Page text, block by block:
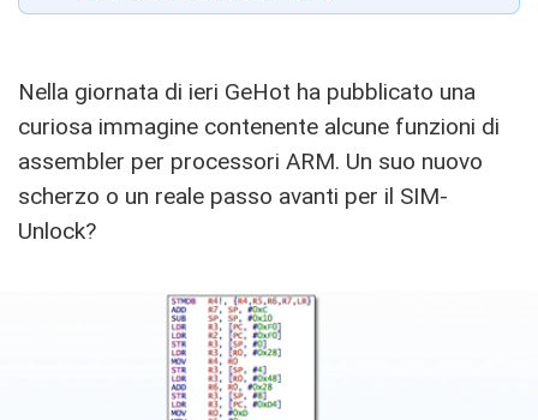
Nella giornata di ieri GeHot ha pubblicato una
curiosa immagine contenente alcune funzioni di
assembler per processori ARM. Un suo nuovo
scherzo o un reale passo avanti per il SIM-
Unlock?